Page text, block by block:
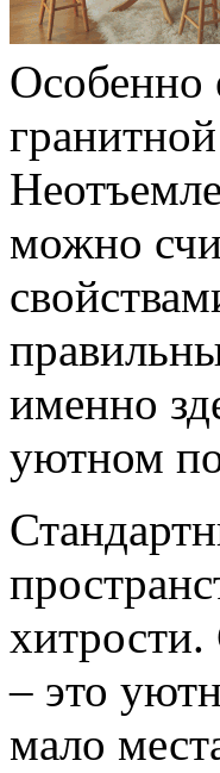
Особенно
можно
именно
уютном
– это
мало